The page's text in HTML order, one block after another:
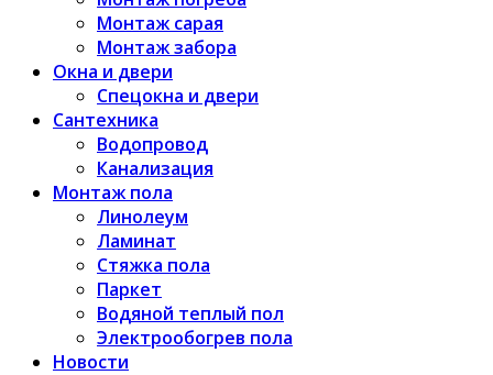
Монтаж сарая
Монтаж забора
Окна и двери
Спецокна и двери
Сантехника
Водопровод
Канализация
Монтаж пола
Линолеум
Ламинат
Стяжка пола
Паркет
Водяной теплый пол
Электрообогрев пола
Новости